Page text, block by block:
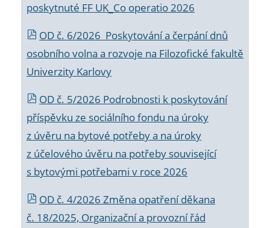
poskytnuté FF UK_Co operatio 2026
OD č. 6/2026 Poskytování a čerpání dnů
osobního volna a rozvoje na Filozofické fakultě
Univerzity Karlovy
OD č. 5/2026 Podrobnosti k poskytování
příspěvku ze sociálního fondu na úroky
z úvěru na bytové potřeby a na úroky
z účelového úvěru na potřeby související
s bytovými potřebami v roce 2026
OD č. 4/2026 Změna opatření děkana
č. 18/2025, Organizační a provozní řád